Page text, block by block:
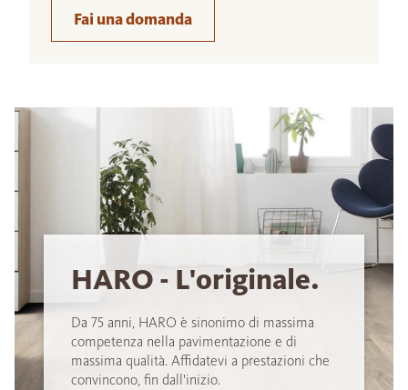
Fai una domanda
HARO - L'originale.
Da 75 anni, HARO è sinonimo di massima
competenza nella pavimentazione e di
massima qualità. Affidatevi a prestazioni che
convincono, fin dall'inizio.